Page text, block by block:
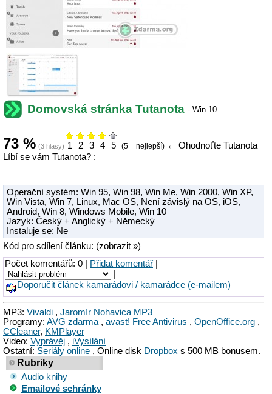
Domovská stránka Tutanota - Win 10
73 % (3 hlasy) 1 2 3 4 5 (5 = nejlepší) ← Ohodnoťte Tutanota
Líbí se vám Tutanota? :
Operační systém: Win 95, Win 98, Win Me, Win 2000, Win XP,
Win Vista, Win 7, Linux, Mac OS, Není závislý na OS, iOS,
Android, Win 8, Windows Mobile, Win 10
Jazyk: Český + Anglický + Německý
Instaluje se: Ne
Kód pro sdílení článku: (zobrazit »)
Počet komentářů: 0 |
Přidat komentář
Doporučit článek kamarádovi / kamarádce (e-mailem)
MP3: Vivaldi , Jaromír Nohavica MP3
Programy: AVG zdarma , avast! Free Antivirus , OpenOffice.org ,
CCleaner, KMPlayer
Video: Vyprávěj , iVysílání
Ostatní: Seriály online , Online disk Dropbox s 500 MB bonusem.
Rubriky
Audio knihy
Emailové schránky